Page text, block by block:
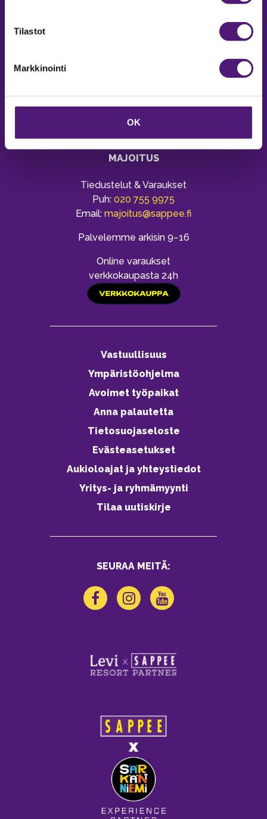
Tilastot
Markkinointi
OK
MAJOITUS
Tiedustelut & Varaukset
Puh: 020 755 9975
Email: majoitus@sappee.fi
Palvelemme arkisin 9–16
Online varaukset
verkkokaupasta 24h
Vastuullisuus
Ympäristöohjelma
Avoimet työpaikat
Anna palautetta
Tietosuojaseloste
Evästeasetukset
Aukioloajat ja yhteystiedot
Yritys- ja ryhmämyynti
Tilaa uutiskirje
SEURAA MEITÄ: